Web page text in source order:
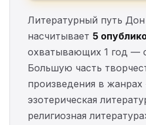
Литературный путь
насчитывает 5
охватывающих 1 год —
Большую часть
произведения в жанрах
эзотерическая
религиозная